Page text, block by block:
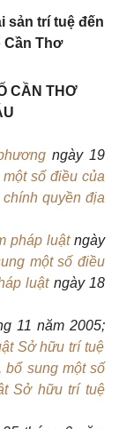
sản trí tuệ đến
Cần Thơ
CẦN THƠ
ngày 19
số điều của
quyền địa
pháp luậtngày
một số điều
luật ngày 18
11 năm 2005;
Sở hữu trí tuệ
bổ sung một số
Sở hữu trí tuệ